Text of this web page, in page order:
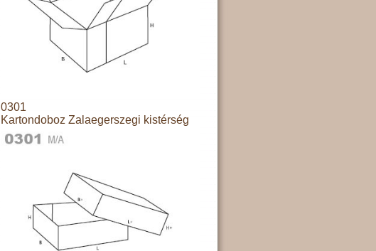
0301
Kartondoboz Zalaegerszegi kistérség